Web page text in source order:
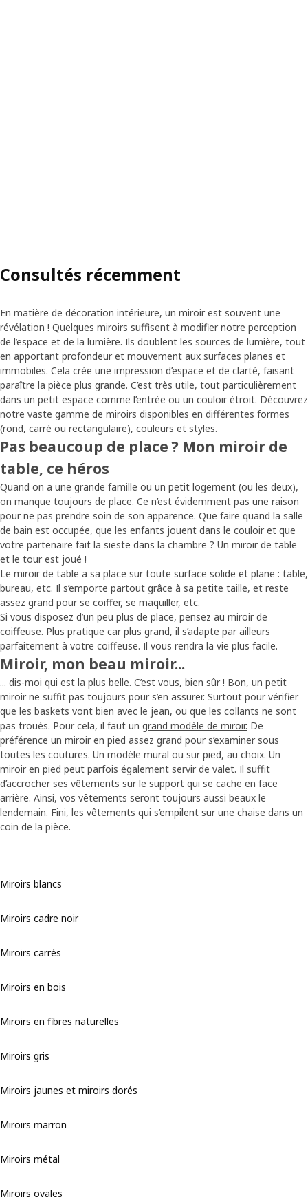
Consultés récemment
En matière de décoration intérieure, un miroir est souvent une
révélation ! Quelques miroirs suffisent à modifier notre perception
de l’espace et de la lumière. Ils doublent les sources de lumière, tout
en apportant profondeur et mouvement aux surfaces planes et
immobiles. Cela crée une impression d’espace et de clarté, faisant
paraître la pièce plus grande. C’est très utile, tout particulièrement
dans un petit espace comme l’entrée ou un couloir étroit. Découvrez
notre vaste gamme de miroirs disponibles en différentes formes
(rond, carré ou rectangulaire), couleurs et styles.
Pas beaucoup de place ? Mon miroir de
table, ce héros
Quand on a une grande famille ou un petit logement (ou les deux),
on manque toujours de place. Ce n’est évidemment pas une raison
pour ne pas prendre soin de son apparence. Que faire quand la salle
de bain est occupée, que les enfants jouent dans le couloir et que
votre partenaire fait la sieste dans la chambre ? Un miroir de table
et le tour est joué !
Le miroir de table a sa place sur toute surface solide et plane : table,
bureau, etc. Il s’emporte partout grâce à sa petite taille, et reste
assez grand pour se coiffer, se maquiller, etc.
Si vous disposez d’un peu plus de place, pensez au miroir de
coiffeuse. Plus pratique car plus grand, il s’adapte par ailleurs
parfaitement à votre coiffeuse. Il vous rendra la vie plus facile.
Miroir, mon beau miroir...
... dis-moi qui est la plus belle. C’est vous, bien sûr ! Bon, un petit
miroir ne suffit pas toujours pour s’en assurer. Surtout pour vérifier
que les baskets vont bien avec le jean, ou que les collants ne sont
pas troués. Pour cela, il faut un grand modèle de miroir. De
préférence un miroir en pied assez grand pour s’examiner sous
toutes les coutures. Un modèle mural ou sur pied, au choix. Un
miroir en pied peut parfois également servir de valet. Il suffit
d’accrocher ses vêtements sur le support qui se cache en face
arrière. Ainsi, vos vêtements seront toujours aussi beaux le
lendemain. Fini, les vêtements qui s’empilent sur une chaise dans un
coin de la pièce.
Miroirs blancs
Miroirs cadre noir
Miroirs carrés
Miroirs en bois
Miroirs en fibres naturelles
Miroirs gris
Miroirs jaunes et miroirs dorés
Miroirs marron
Miroirs métal
Miroirs ovales